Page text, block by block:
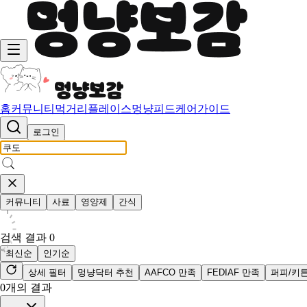
홈커뮤니티 먹거리 플레이스멍냥피드케어가이드
로그인
커뮤니티 사료 영양제 간식
검색 결과 0
최신순
인기순
상세 필터
멍냥닥터 추천 AAFCO 만족 FEDIAF 만족 퍼피/키
0개의 결과